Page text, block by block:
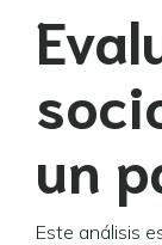
un
Este análisis